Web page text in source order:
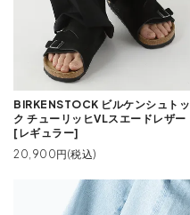
BIRKENSTOCK ビルケンシュトッ
ク チューリッヒVLスエードレザー
[レギュラー]
20,900円(税込)